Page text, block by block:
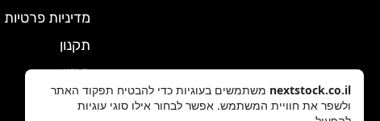
מדיניות פרטיות
תקנון
מגזין
צרו קשר
nextstock.co.il משתמשים בעוגיות כדי להבטיח תפקוד האתר
ולשפר את חוויית המשתמש. אפשר לבחור אילו סוגי עוגיות